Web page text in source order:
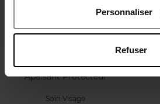
Personnaliser
Refuser
Rosis Delicatae - Soin
Apaisant Protecteur
Soin Visage